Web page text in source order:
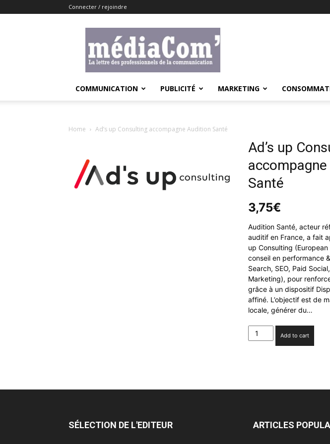
Connecter / rejoindre
COMMUNICATION PUBLICITÉ MARKETING
Home Ad’s up Consulting accompagne Audition Santé
Ad’s up
Santé
3,75€
Audition Santé, acteur
auditif en France, a fait
up Consulting
conseil en performance
Search, SEO, Paid
Marketing), pour
grâce à un dispositif
affiné. L’objectif est de
locale, générer du…
Ad’s
up
Add to cart
SÉLECTION DE L'EDITEUR ARTICLES